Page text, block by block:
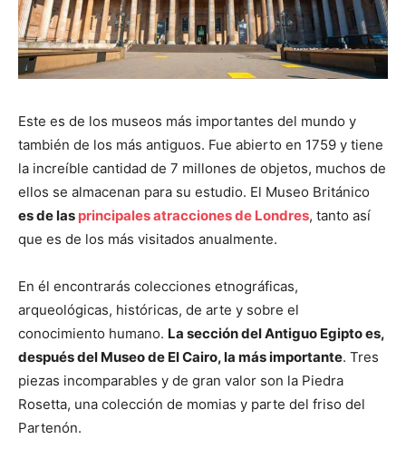
Este es de los museos más importantes del mundo y
también de los más antiguos. Fue abierto en 1759 y tiene
la increíble cantidad de 7 millones de objetos, muchos de
ellos se almacenan para su estudio. El Museo Británico
es de las principales atracciones de Londres, tanto así
que es de los más visitados anualmente.
En él encontrarás colecciones etnográficas,
arqueológicas, históricas, de arte y sobre el
conocimiento humano. La sección del Antiguo Egipto es,
después del Museo de El Cairo, la más importante. Tres
piezas incomparables y de gran valor son la Piedra
Rosetta, una colección de momias y parte del friso del
Partenón.